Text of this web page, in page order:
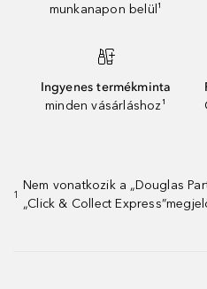
munkanapon belül¹
Ingyenes termékminta
minden vásárláshoz¹
1
Nem vonatkozik a „Douglas
„Click & Collect